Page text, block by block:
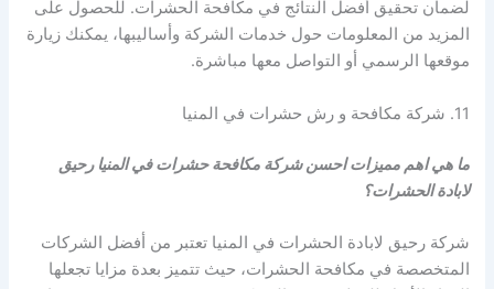
لضمان تحقيق أفضل النتائج في مكافحة الحشرات. للحصول على
المزيد من المعلومات حول خدمات الشركة وأساليبها، يمكنك زيارة
موقعها الرسمي أو التواصل معها مباشرة.
11. شركة مكافحة و رش حشرات في المنيا
ما هي اهم مميزات احسن شركة مكافحة حشرات في المنيا رحيق
لابادة الحشرات؟
شركة رحيق لابادة الحشرات في المنيا تعتبر من أفضل الشركات
المتخصصة في مكافحة الحشرات، حيث تتميز بعدة مزايا تجعلها